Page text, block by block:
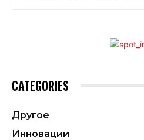
CATEGORIES
Другое
Инновации